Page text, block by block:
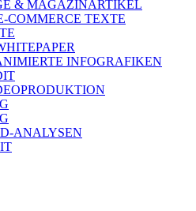
& MAGAZINARTIKEL
COMMERCE TEXTE
INFOGRAFIKEN
ANALYSEN